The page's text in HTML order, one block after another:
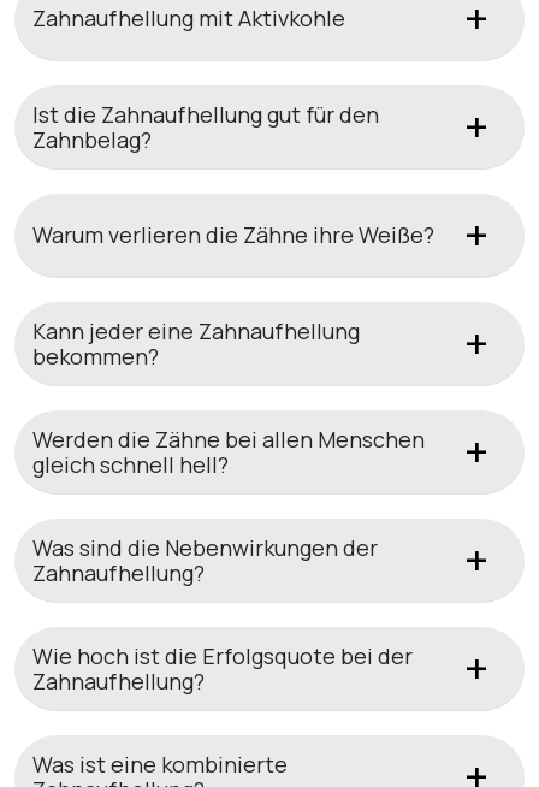
Zahnaufhellung mit Aktivkohle
Ist die Zahnaufhellung gut für den
Zahnbelag?
Warum verlieren die Zähne ihre Weiße?
Kann jeder eine Zahnaufhellung
bekommen?
Werden die Zähne bei allen Menschen
gleich schnell hell?
Was sind die Nebenwirkungen der
Zahnaufhellung?
Wie hoch ist die Erfolgsquote bei der
Zahnaufhellung?
Was ist eine kombinierte